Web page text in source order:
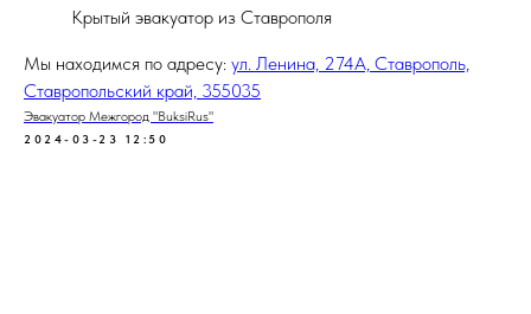
Крытый эвакуатор из Ставрополя
Мы находимся по адресу: ул. Ленина, 274А, Ставрополь,
Ставропольский край, 355035
Эвакуатор Межгород "BuksiRus"
2024-03-23 12:50